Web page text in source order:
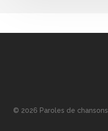
© 2026 Paroles de chansons.